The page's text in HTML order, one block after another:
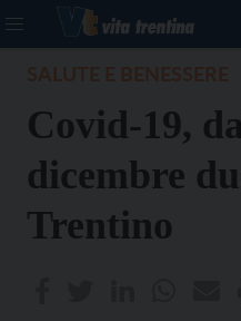
Covid-19,
dicembre
Trentino